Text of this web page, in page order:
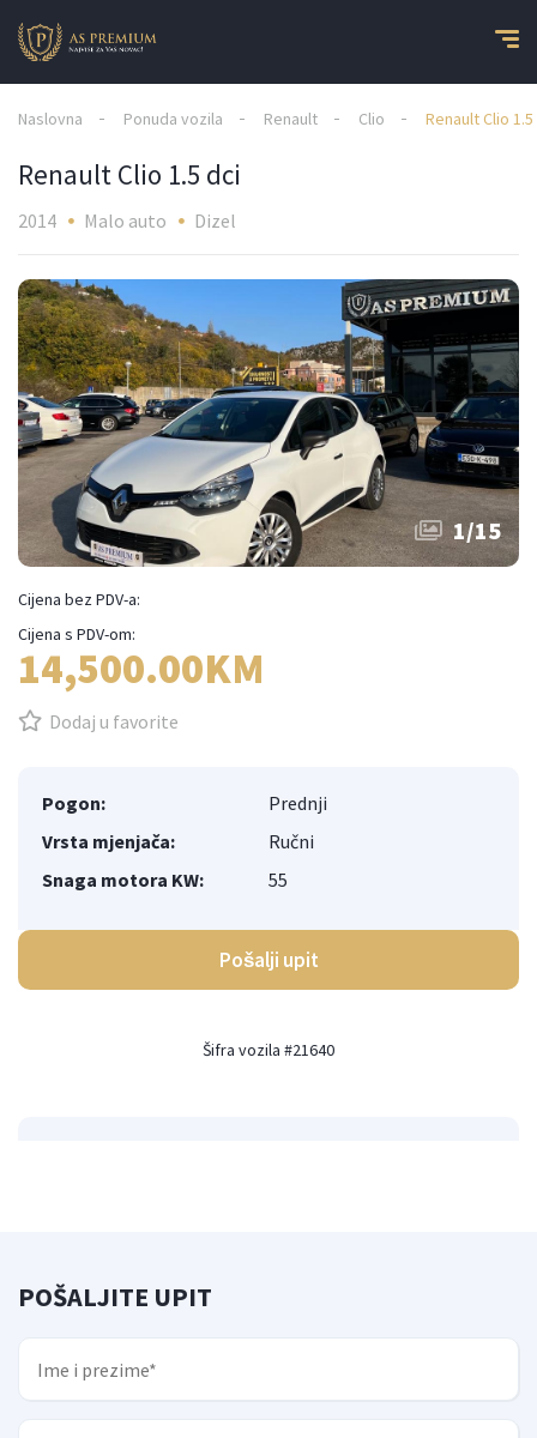
Naslovna Ponuda vozila Renault Clio Renault Clio
Renault Clio 1.5 dci
2014 Malo auto Dizel
1/15
Cijena bez PDV-a:
Cijena s PDV-om:
14,500.00KM
Dodaj u favorite
Pogon:
Prednji
Vrsta mjenjača:
Ručni
Snaga motora KW:
55
Pošalji upit
Šifra vozila #21640
POŠALJITE UPIT